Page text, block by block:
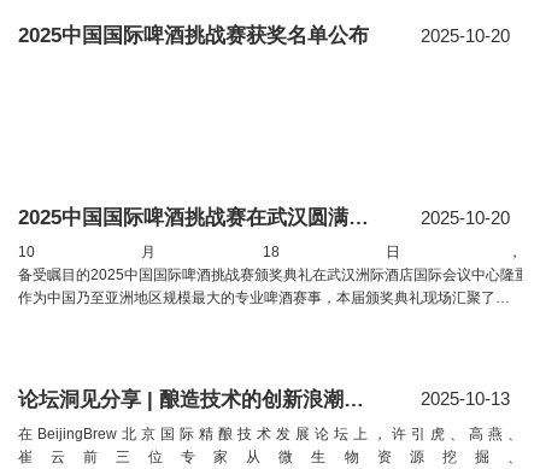
2025-10-20
2025中国国际啤酒挑战赛获奖名单公布
2025-10-20
2025中国国际啤酒挑战赛在武汉圆满落幕
10月18日，
备受瞩目的2025中国国际啤酒挑战赛颁奖典礼在武汉洲际酒店国际会议中心隆重
作为中国乃至亚洲地区规模最大的专业啤酒赛事，本届颁奖典礼现场汇聚了…
2025-10-13
论坛洞见分享 | 酿造技术的创新浪潮：微生物、风味与多元品类驱动行业未来
在BeijingBrew北京国际精酿技术发展论坛上，许引虎、高燕、
崔云前三位专家从微生物资源挖掘、